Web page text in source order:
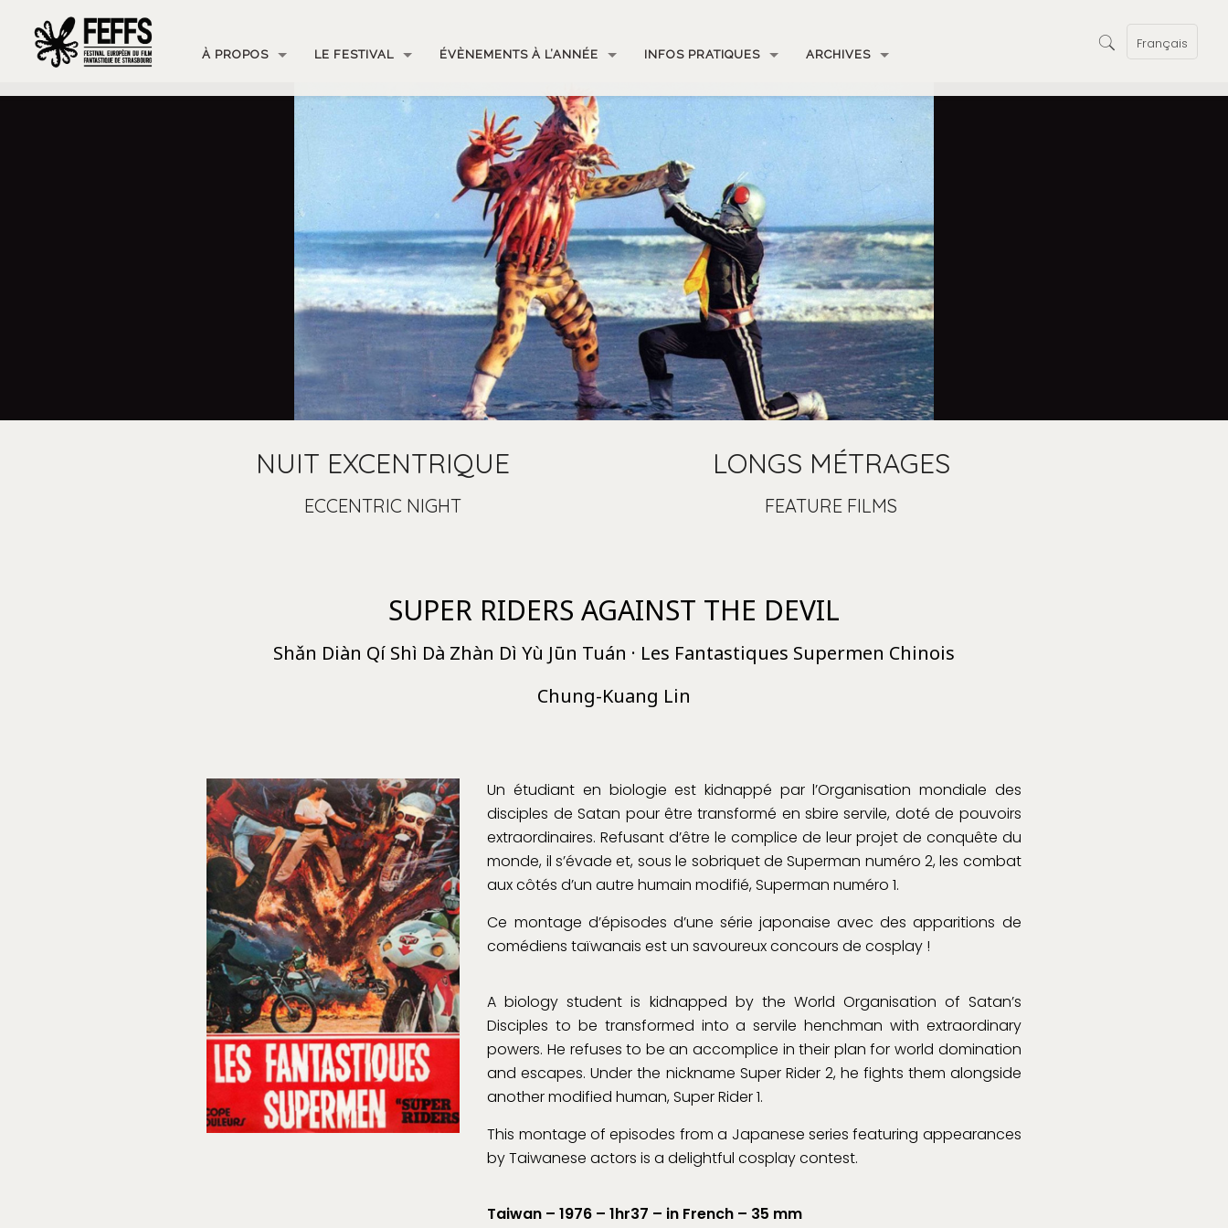
À PROPOS LE FESTIVAL ÉVÈNEMENTS À L’ANNÉE INFOS PRATIQUES ARCHIVES
Français
NUIT EXCENTRIQUE
ECCENTRIC NIGHT
LONGS MÉTRAGES
FEATURE FILMS
SUPER RIDERS AGAINST THE DEVIL
Shǎn Diàn Qí Shì Dà Zhàn Dì Yù Jūn Tuán · Les Fantastiques Supermen Chinois
Chung-Kuang Lin
Un étudiant en biologie est kidnappé par l’Organisation mondiale des
disciples de Satan pour être transformé en sbire servile, doté de pouvoirs
extraordinaires. Refusant d’être le complice de leur projet de conquête du
monde, il s’évade et, sous le sobriquet de Superman numéro 2, les combat
aux côtés d’un autre humain modifié, Superman numéro 1.
Ce montage d’épisodes d’une série japonaise avec des apparitions de
comédiens taïwanais est un savoureux concours de cosplay !
A biology student is kidnapped by the World Organisation of Satan’s
Disciples to be transformed into a servile henchman with extraordinary
powers. He refuses to be an accomplice in their plan for world domination
and escapes. Under the nickname Super Rider 2, he fights them alongside
another modified human, Super Rider 1.
This montage of episodes from a Japanese series featuring appearances
by Taiwanese actors is a delightful cosplay contest.
Taiwan – 1976 – 1hr37 – in French – 35 mm